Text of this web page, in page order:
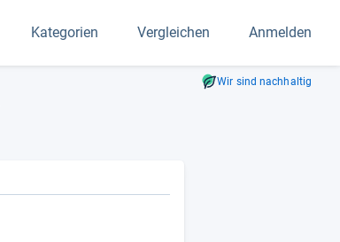
Kategorien Vergleichen Anmelden
Wir sind nachhaltig